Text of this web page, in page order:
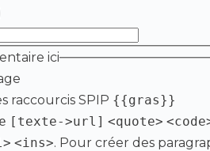
ici
raccourcis SPIP {{gras}}
[texte->url] <quote>
<ins>. Pour créer des